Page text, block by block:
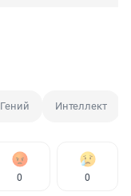
Гений Интеллект
0 0